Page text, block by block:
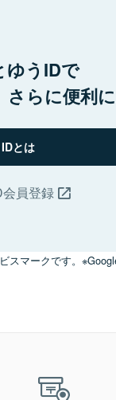
ゆうIDで
さらに便利に
とは
員登録
スマークです。